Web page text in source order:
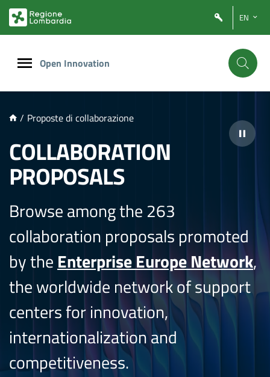
PRINCIPALE
EN
Open Innovation
/ Proposte di collaborazione
COLLABORATION
PROPOSALS
Browse among the 263
collaboration proposals promoted
by the Enterprise Europe Network,
the worldwide network of support
centers for innovation,
internationalization and
competitiveness.